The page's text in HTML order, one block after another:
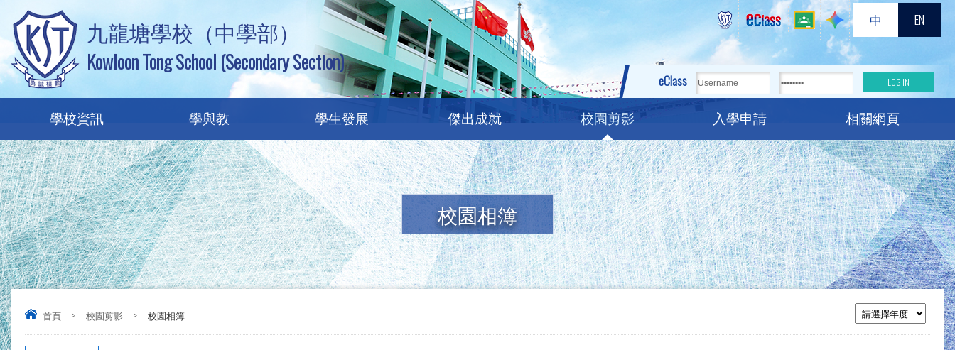
九龍塘學校（中學部）
Kowloon Tong School (Secondary Section)
中 EN
eClass
學校資訊 學與教 學生發展 傑出成就 校園剪影 入學申請 相關網頁
校園相簿
首頁 > 校園剪影 > 校園相簿